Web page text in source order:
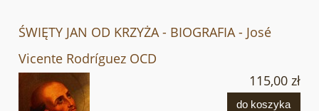
ŚWIĘTY JAN OD KRZYŻA - BIOGRAFIA - José
Vicente Rodríguez OCD
115,00 zł
do koszyka